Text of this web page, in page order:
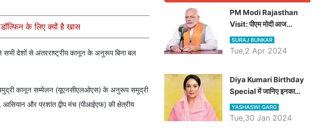
के लिए क्यों है खास
सभी देशों से अंतरराष्ट्रीय कानून के अनुरूप बिना बल
समुद्री कानून सम्मेलन (यूएनसीएलओएस) के अनुरूप समुद्री
आसियान और प्रशांत द्वीप मंच (पीआईएफ) की क्षेत्रीय
PM Modi Rajasthan
Visit: पीएम मोदी आज
राजस्थान में कोटपूतली में करेंगे
विशाल रैली, एक सभा से 8 सीटों
SURAJ BUNKAR
Tue,2 Apr 2024
Diya Kumari Birthday
Special में जानिए इनका
राजकुमारी से राजस्थान की
डिप्टी सीएम बनने तक का सफर,
YASHASWI GARG
Tue,30 Jan 2024